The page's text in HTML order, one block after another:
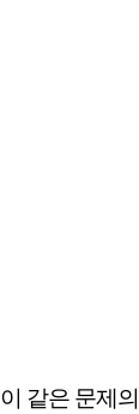
이 같은 문제